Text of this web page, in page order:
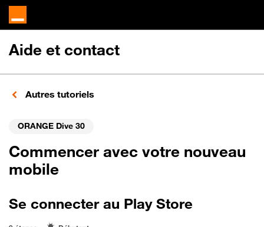
Aide et contact
Autres tutoriels
ORANGE Dive 30
Commencer avec votre nouveau
mobile
Se connecter au Play Store